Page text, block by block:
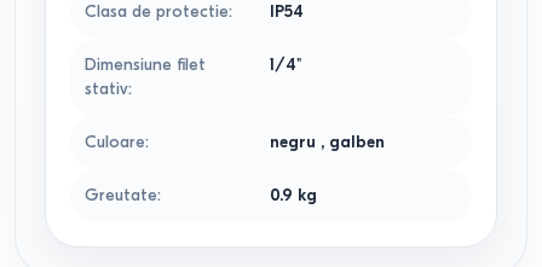
Clasa de protectie: IP54
Dimensiune filet
stativ:
1/4"
Culoare: negru , galben
Greutate: 0.9 kg